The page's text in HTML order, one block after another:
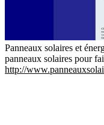
Panneaux solaires et
panneaux solaires pour
http://